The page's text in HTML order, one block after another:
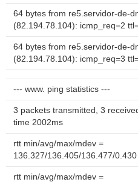
64 bytes from re5.servidor-de-
(82.194.78.104): icmp_req=2
64 bytes from re5.servidor-de-
(82.194.78.104): icmp_req=3
--- www. ping statistics ---
3 packets transmitted, 3
time 2002ms
rtt min/avg/max/mdev =
136.327/136.405/136.477/
rtt min/avg/max/mdev =